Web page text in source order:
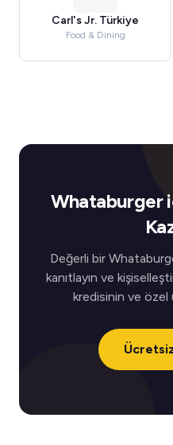
Carl's Jr. Türkiye
Food & Dining
Whataburger
Değerli bir
kanıtlayın ve
kredisinin ve özel